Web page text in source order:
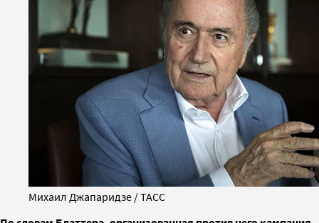
Михаил Джапаридзе / ТАСС